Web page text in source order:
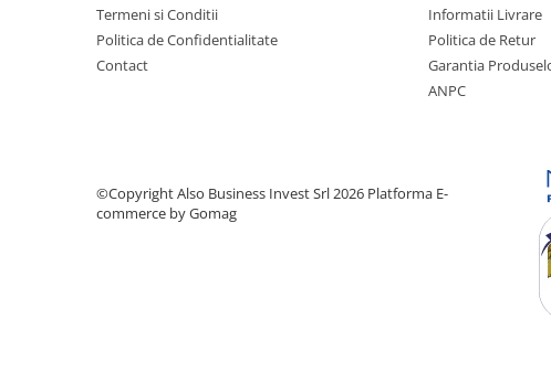
Pompe dozatoare
Componente si accesorii
Cleme si suporti
Conectori si fitinguri
Termeni si Conditii
Politica de Confidentialitate
Contact
Informatii Livrare
Politica de Retur
Garantia
ANPC
©Copyright Also Business Invest Srl 2026 Platforma E-
commerce by Gomag